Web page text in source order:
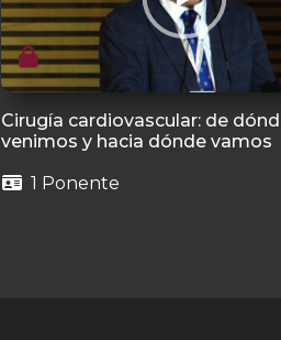
Cirugía cardiovascular: de
venimos y hacia dónde vamos
1 Ponente